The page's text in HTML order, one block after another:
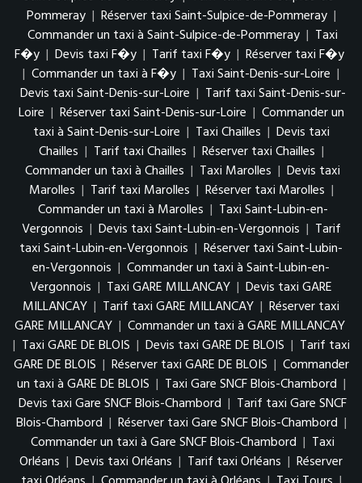
Pommeray | Réserver taxi Saint-Sulpice-de-Pommeray |
Commander un taxi à Saint-Sulpice-de-Pommeray | Taxi
F�y | Devis taxi F�y | Tarif taxi F�y | Réserver taxi F�y
| Commander un taxi à F�y | Taxi Saint-Denis-sur-Loire |
Devis taxi Saint-Denis-sur-Loire | Tarif taxi Saint-Denis-sur-
Loire | Réserver taxi Saint-Denis-sur-Loire | Commander un
taxi à Saint-Denis-sur-Loire | Taxi Chailles | Devis taxi
Chailles | Tarif taxi Chailles | Réserver taxi Chailles |
Commander un taxi à Chailles | Taxi Marolles | Devis taxi
Marolles | Tarif taxi Marolles | Réserver taxi Marolles |
Commander un taxi à Marolles | Taxi Saint-Lubin-en-
Vergonnois | Devis taxi Saint-Lubin-en-Vergonnois | Tarif
taxi Saint-Lubin-en-Vergonnois | Réserver taxi Saint-Lubin-
en-Vergonnois | Commander un taxi à Saint-Lubin-en-
Vergonnois | Taxi GARE MILLANCAY | Devis taxi GARE
MILLANCAY | Tarif taxi GARE MILLANCAY | Réserver taxi
GARE MILLANCAY | Commander un taxi à GARE MILLANCAY
| Taxi GARE DE BLOIS | Devis taxi GARE DE BLOIS | Tarif taxi
GARE DE BLOIS | Réserver taxi GARE DE BLOIS | Commander
un taxi à GARE DE BLOIS | Taxi Gare SNCF Blois-Chambord |
Devis taxi Gare SNCF Blois-Chambord | Tarif taxi Gare SNCF
Blois-Chambord | Réserver taxi Gare SNCF Blois-Chambord |
Commander un taxi à Gare SNCF Blois-Chambord | Taxi
Orléans | Devis taxi Orléans | Tarif taxi Orléans | Réserver